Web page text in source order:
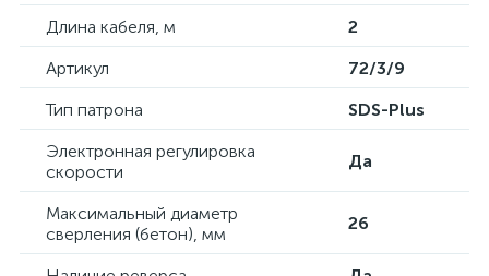
Длина кабеля, м
2
Артикул
72/3/9
Тип патрона
SDS-Plus
Электронная регулировка
скорости
Да
Максимальный диаметр
сверления (бетон), мм
26